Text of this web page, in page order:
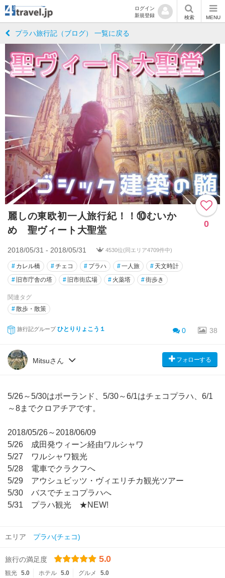
ログイン
新規登録
検索 MENU
プラハ旅行記（ブログ） 一覧に戻る
麗しの東欧初一人旅行紀！！⑩むいか
め 聖ヴィート大聖堂
0
2018/05/31 - 2018/05/31 4530位(同エリア4709件中)
# カレル橋 #チェコ # プラハ #一人旅 # 天文時計
# 旧市庁舎の塔 # 旧市街広場 # 火薬塔 #街歩き
関連タグ
#散歩・散策
旅行記グループ ひとりりょこう１ 0 38
Mitsuさん フォローする
5/26～5/30はポーランド、5/30～6/1はチェコプラハ、6/1
～8までクロアチアです。
2018/05/26～2018/06/09
5/26 成田発ウィーン経由ワルシャワ
5/27 ワルシャワ観光
5/28 電車でクラクフへ
5/29 アウシュビッツ・ヴィエリチカ観光ツアー
5/30 バスでチェコプラハへ
5/31 プラハ観光 ★NEW!
エリア プラハ(チェコ)
旅行の満足度 5.0
観光 5.0 ホテル 5.0 グルメ 5.0